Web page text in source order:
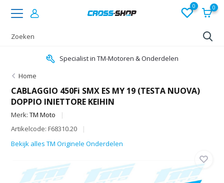
0 0
Specialist in TM-Motoren & Onderdelen
Home
CABLAGGIO 450Fi SMX ES MY 19 (TESTA NUOVA)
DOPPIO INIETTORE KEIHIN
Merk:TM Moto
Artikelcode: F68310.20
Bekijk alles TM Originele Onderdelen